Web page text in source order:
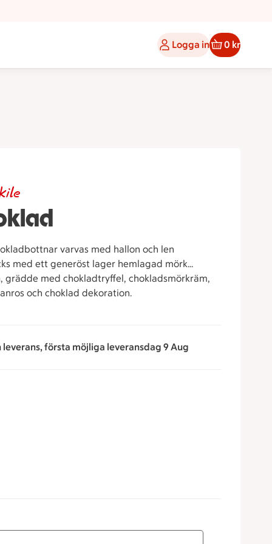
Logga in 0 kr
varvas med hallon och len
med ett generöst lager hemlagad mörk
grädde med chokladtryffel, chokladsmörkräm,
och choklad dekoration.
första möjliga leveransdag 9 Aug